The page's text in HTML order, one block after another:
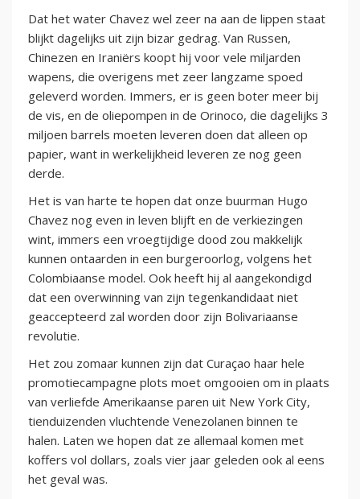
Dat het water Chavez wel zeer na aan de lippen staat
blijkt dagelijks uit zijn bizar gedrag. Van Russen,
Chinezen en Iraniërs koopt hij voor vele miljarden
wapens, die overigens met zeer langzame spoed
geleverd worden. Immers, er is geen boter meer bij
de vis, en de oliepompen in de Orinoco, die dagelijks 3
miljoen barrels moeten leveren doen dat alleen op
papier, want in werkelijkheid leveren ze nog geen
derde.
Het is van harte te hopen dat onze buurman Hugo
Chavez nog even in leven blijft en de verkiezingen
wint, immers een vroegtijdige dood zou makkelijk
kunnen ontaarden in een burgeroorlog, volgens het
Colombiaanse model. Ook heeft hij al aangekondigd
dat een overwinning van zijn tegenkandidaat niet
geaccepteerd zal worden door zijn Bolivariaanse
revolutie.
Het zou zomaar kunnen zijn dat Curaçao haar hele
promotiecampagne plots moet omgooien om in plaats
van verliefde Amerikaanse paren uit New York City,
tienduizenden vluchtende Venezolanen binnen te
halen. Laten we hopen dat ze allemaal komen met
koffers vol dollars, zoals vier jaar geleden ook al eens
het geval was.